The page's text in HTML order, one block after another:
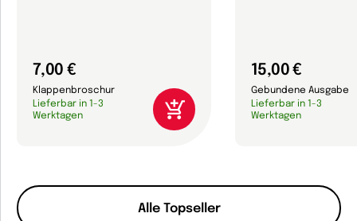
Alle Topseller
7,00 €
Klappenbroschur
Lieferbar in 1-3
Werktagen
15,00 €
Gebundene Ausgabe
Lieferbar in 1-3
Werktagen